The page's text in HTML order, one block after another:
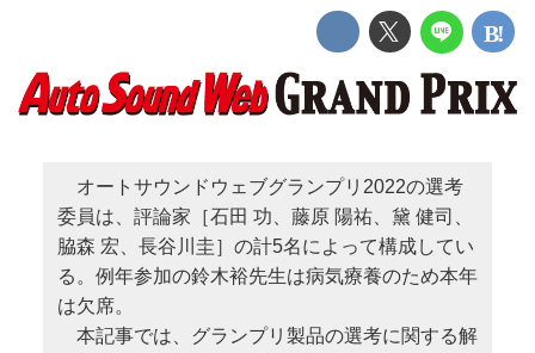
オートサウンドウェブグランプリ2022の選考
委員は、評論家［石田 功、藤原 陽祐、黛 健司、
脇森 宏、長谷川圭］の計5名によって構成してい
る。例年参加の鈴木裕先生は病気療養のため本年
は欠席。
本記事では、グランプリ製品の選考に関する解